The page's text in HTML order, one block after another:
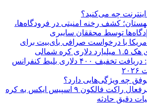
اینترنت چه می‌کنید؟
کشف رخنه امنیتی در فرودگاه‌ها،
توسط محققان سایبری
با درخواست صرافی بای‌بیت برای
کره شمالی
فرصت استثنایی: دریافت تخفیف ۴۰۰ دلاری بلیط کنفرانس
چه ویژگی‌هایی دارد؟
برخورد قطعه غیرفعال راکت فالکون ۹ اسپیس ایکس به کره
دقیق حادثه